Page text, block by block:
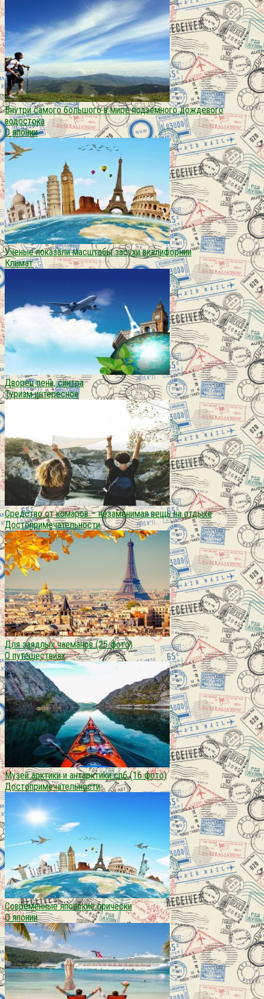
Внутри самого большого в мире подземного дождевого
водостока
О японии
Ученые показали масштабы засухи вкалифорнии
Климат
Дворец пена, синтра
Туризм интересное
Средство от комаров – незаменимая вещь на отдыхе
Достопримечательности
Для заядлых чаеманов (25 фото)
О путешествиях
Музей арктики и антарктики спб (16 фото)
Достопримечательности
Современные японские причёски
О японии